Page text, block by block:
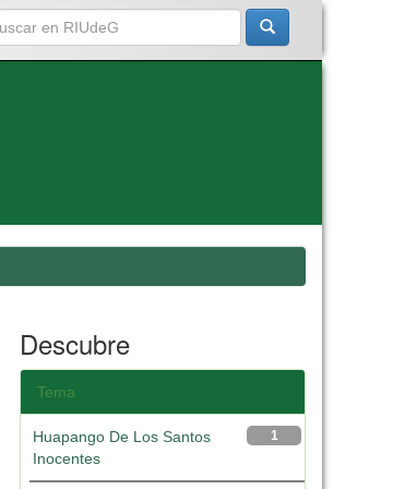
Descubre
Tema
1
Huapango De Los Santos
Inocentes